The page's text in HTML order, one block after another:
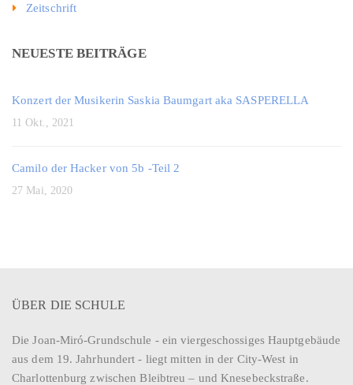
Zeitschrift
NEUESTE BEITRÄGE
Konzert der Musikerin Saskia Baumgart aka SASPERELLA
11 Okt., 2021
Camilo der Hacker von 5b -Teil 2
27 Mai, 2020
ÜBER DIE SCHULE
Die Joan-Miró-Grundschule - ein viergeschossiges Hauptgebäude
aus dem 19. Jahrhundert - liegt mitten in der City-West in
Charlottenburg zwischen Bleibtreu – und Knesebeckstraße.